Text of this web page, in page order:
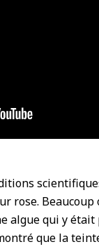
rose.
algue qui y
que la